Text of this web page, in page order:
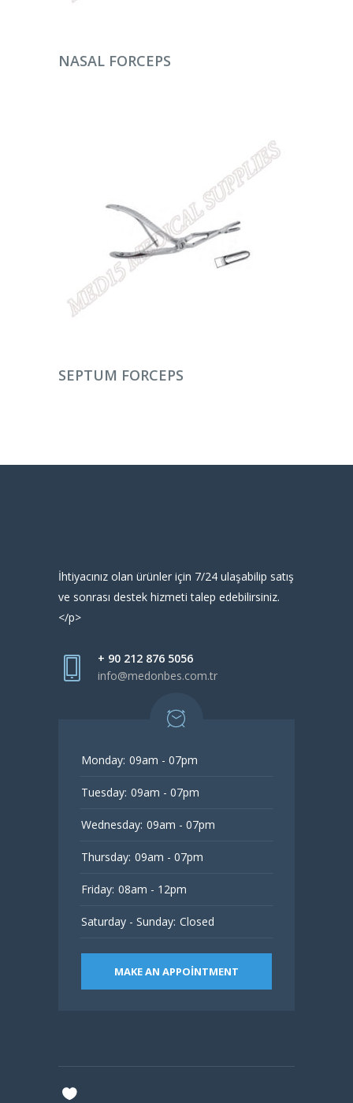
DEVAMINI OKU
NASAL FORCEPS
DEVAMINI OKU
SEPTUM FORCEPS
İhtiyacınız olan ürünler için 7/24 ulaşabilip satış
ve sonrası destek hizmeti talep edebilirsiniz.
</p>
+ 90 212 876 5056
info@medonbes.com.tr
Monday: 09am - 07pm
Tuesday: 09am - 07pm
Wednesday: 09am - 07pm
Thursday: 09am - 07pm
Friday: 08am - 12pm
Saturday - Sunday: Closed
MAKE AN APPOINTMENT